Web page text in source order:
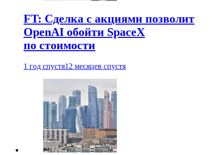
FT: Сделка с акциями позволит
OpenAI обойти SpaceX
по стоимости
1 год спустя12 месяцев спустя